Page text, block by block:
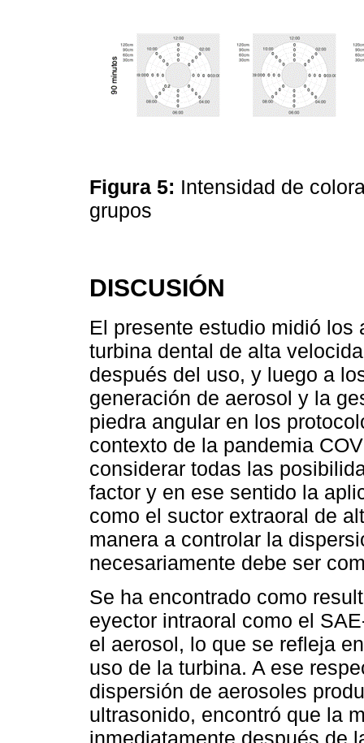
Figura 5: Intensidad de
grupos
DISCUSIÓN
El presente estudio midió los
turbina dental de alta
después del uso, y luego a
generación de aerosol y la
piedra angular en los
contexto de la pandemia
considerar todas las
factor y en ese sentido la
como el suctor extraoral de
manera a controlar la
necesariamente debe ser
Se ha encontrado como
eyector intraoral como el
el aerosol, lo que se refleja
uso de la turbina. A ese
dispersión de aerosoles
ultrasonido, encontró que la
inmediatamente después de